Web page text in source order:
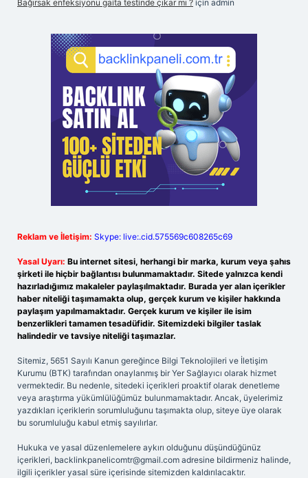
Bağırsak enfeksiyonu gaita testinde çıkar mı ? için admin
Reklam ve İletişim: Skype: live:.cid.575569c608265c69
Yasal Uyarı: Bu internet sitesi, herhangi bir marka, kurum veya şahıs
şirketi ile hiçbir bağlantısı bulunmamaktadır. Sitede yalnızca kendi
hazırladığımız makaleler paylaşılmaktadır. Burada yer alan içerikler
haber niteliği taşımamakta olup, gerçek kurum ve kişiler hakkında
paylaşım yapılmamaktadır. Gerçek kurum ve kişiler ile isim
benzerlikleri tamamen tesadüfidir. Sitemizdeki bilgiler taslak
halindedir ve tavsiye niteliği taşımazlar.
Sitemiz, 5651 Sayılı Kanun gereğince Bilgi Teknolojileri ve İletişim
Kurumu (BTK) tarafından onaylanmış bir Yer Sağlayıcı olarak hizmet
vermektedir. Bu nedenle, sitedeki içerikleri proaktif olarak denetleme
veya araştırma yükümlülüğümüz bulunmamaktadır. Ancak, üyelerimiz
yazdıkları içeriklerin sorumluluğunu taşımakta olup, siteye üye olarak
bu sorumluluğu kabul etmiş sayılırlar.
Hukuka ve yasal düzenlemelere aykırı olduğunu düşündüğünüz
içerikleri, backlinkpanelicomtr@gmail.com adresine bildirmeniz halinde,
ilgili içerikler yasal süre içerisinde sitemizden kaldırılacaktır.